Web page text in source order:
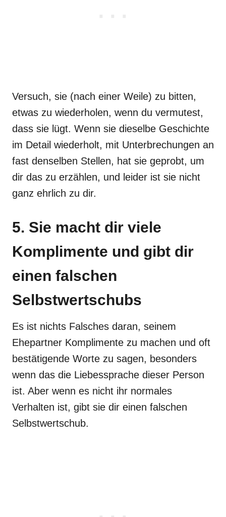
Versuch, sie (nach einer Weile) zu bitten,
etwas zu wiederholen, wenn du vermutest,
dass sie lügt. Wenn sie dieselbe Geschichte
im Detail wiederholt, mit Unterbrechungen an
fast denselben Stellen, hat sie geprobt, um
dir das zu erzählen, und leider ist sie nicht
ganz ehrlich zu dir.
5. Sie macht dir viele
Komplimente und gibt dir
einen falschen
Selbstwertschubs
Es ist nichts Falsches daran, seinem
Ehepartner Komplimente zu machen und oft
bestätigende Worte zu sagen, besonders
wenn das die Liebessprache dieser Person
ist. Aber wenn es nicht ihr normales
Verhalten ist, gibt sie dir einen falschen
Selbstwertschub.